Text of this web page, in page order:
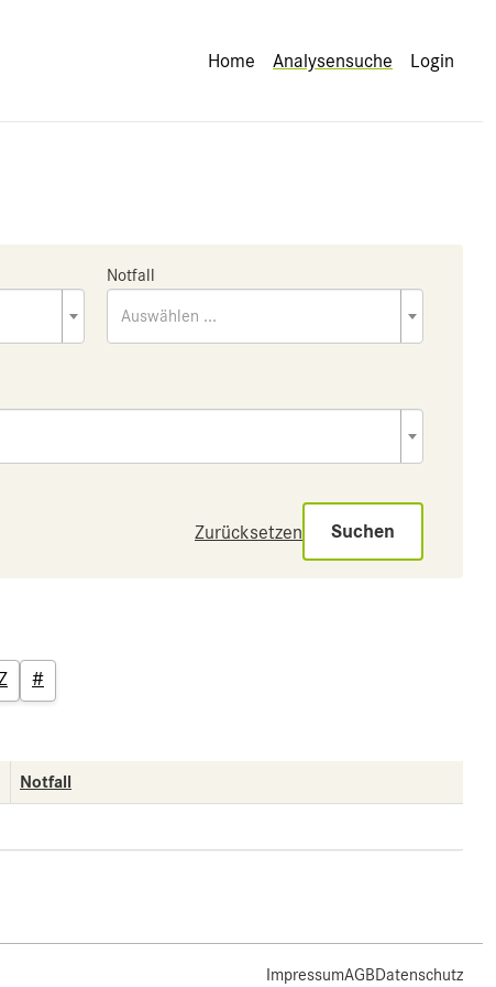
Home Analysensuche Login
Notfall
Auswählen ...
Zurücksetzen Suchen
#
Notfall
ImpressumAGBDatenschutz